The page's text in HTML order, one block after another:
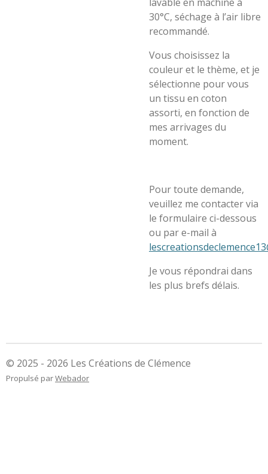
30°C, séchage à l’air libre
recommandé.
Vous choisissez la
couleur et le thème, et je
sélectionne pour vous
un tissu en coton
assorti, en fonction de
mes arrivages du
moment.
Pour toute demande,
veuillez me contacter via
le formulaire ci-dessous
ou par e-mail à
Je vous répondrai dans
les plus brefs délais.
© 2025 - 2026 Les Créations de Clémence
Propulsé parWebador